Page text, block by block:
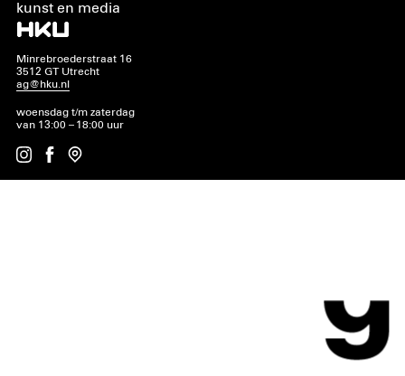
kunst en media
Minrebroederstraat 16
3512 GT Utrecht
ag@hku.nl
woensdag t/m zaterdag
van 13:00 – 18:00 uur